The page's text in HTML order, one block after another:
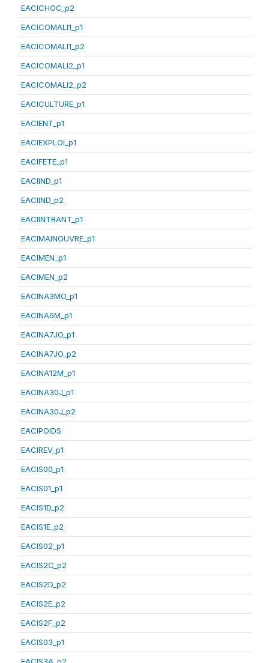
EACICHOC_p2
EACICOMALI1_p1
EACICOMALI1_p2
EACICOMALI2_p1
EACICOMALI2_p2
EACICULTURE_p1
EACIENT_p1
EACIEXPLOI_p1
EACIFETE_p1
EACIIND_p1
EACIIND_p2
EACIINTRANT_p1
EACIMAINOUVRE_p1
EACIMEN_p1
EACIMEN_p2
EACINA3MO_p1
EACINA6M_p1
EACINA7JO_p1
EACINA7JO_p2
EACINA12M_p1
EACINA30J_p1
EACINA30J_p2
EACIPOIDS
EACIREV_p1
EACIS00_p1
EACIS01_p1
EACIS1D_p2
EACIS1E_p2
EACIS02_p1
EACIS2C_p2
EACIS2D_p2
EACIS2E_p2
EACIS2F_p2
EACIS03_p1
EACIS3A_p2